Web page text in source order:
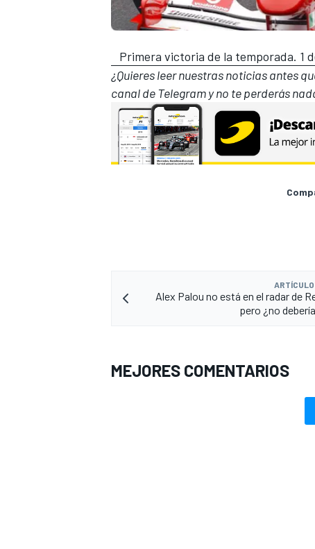
Primera victoria de la temporada. 1
¿Quieres leer nuestras noticias antes
canal de Telegramy no te perderás
Alex Palou no está en el radar de
pero ¿no
MEJORES COMENTARIOS